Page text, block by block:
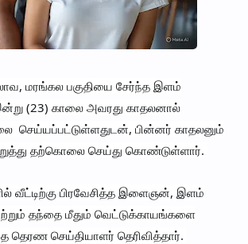
மரங்கல பகுதியை சேர்ந்த இளம்
(23) காலை அவரது காதலனால்
செய்யப்பட்டுள்ளதுடன், பின்னர் காதலனும்
தற்கொலை செய்து கொண்டுள்ளார்.
வீட்டிற்கு பிரவேசித்த இளைஞன், இளம்
தந்தை மீதும் வெட்டுக்காயங்களை
தெரண செய்தியாளர் தெரிவித்தார்.